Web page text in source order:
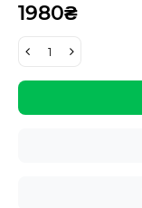
1980₴